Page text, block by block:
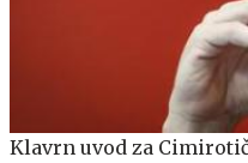
Klavrn uvod za